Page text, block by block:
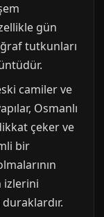
gün
tutkunları
camiler ve
Osmanlı
çeker ve
bir
izlerini